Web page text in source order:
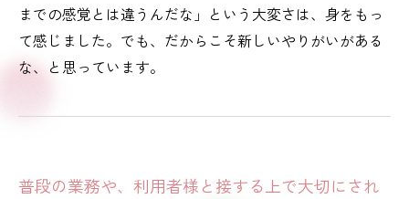
までの感覚とは違うんだな」という大変さは、身をもっ
て感じました。でも、だからこそ新しいやりがいがある
な、と思っています。
普段の業務や、利用者様と接する上で大切にされ